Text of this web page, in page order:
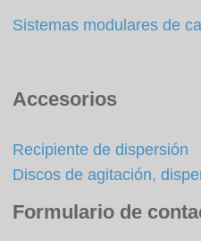
Sistemas modulares de
Accesorios
Recipiente de dispersión
Discos de agitación,
Formulario de